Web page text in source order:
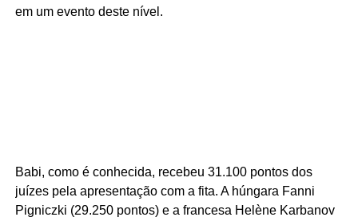
em um evento deste nível.
Babi, como é conhecida, recebeu 31.100 pontos dos
juízes pela apresentação com a fita. A húngara Fanni
Pigniczki (29.250 pontos) e a francesa Helène Karbanov